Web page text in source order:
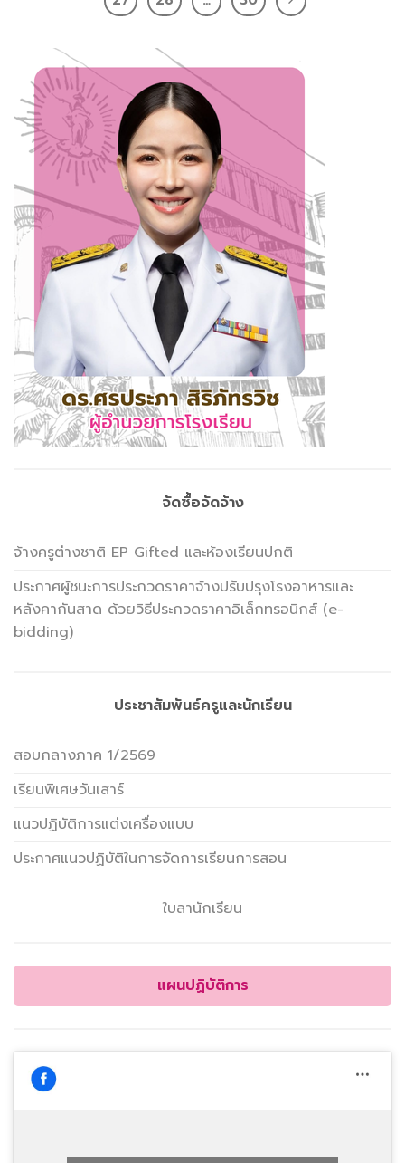
จัดซื้อจัดจ้าง
จ้างครูต่างชาติ EP Gifted และห้องเรียนปกติ
ประกาศผู้ชนะการประกวดราคาจ้างปรับปรุงโรงอาหารและ
หลังคากันสาด ด้วยวิธีประกวดราคาอิเล็กทรอนิกส์ (e-
bidding)
ประชาสัมพันธ์ครูและนักเรียน
สอบกลางภาค 1/2569
เรียนพิเศษวันเสาร์
แนวปฏิบัติการแต่งเครื่องแบบ
ประกาศแนวปฏิบัติในการจัดการเรียนการสอน
ใบลานักเรียน
แผนปฏิบัติการ